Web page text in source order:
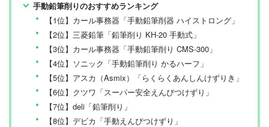
手動鉛筆削りのおすすめランキング
【1位】カール事務器「手動鉛筆削器 ハイストロング」
【2位】三菱鉛筆「鉛筆削り KH-20 手動式」
【3位】カール事務器「手動鉛筆削り CMS-300」
【4位】ソニック「手動鉛筆削り かるハーフ」
【5位】アスカ（Asmix）「らくらくあんしんけずりき」
【6位】クツワ「スーパー安全えんぴつけずり」
【7位】deli「鉛筆削り」
【8位】デビカ「手動えんぴつけずり」